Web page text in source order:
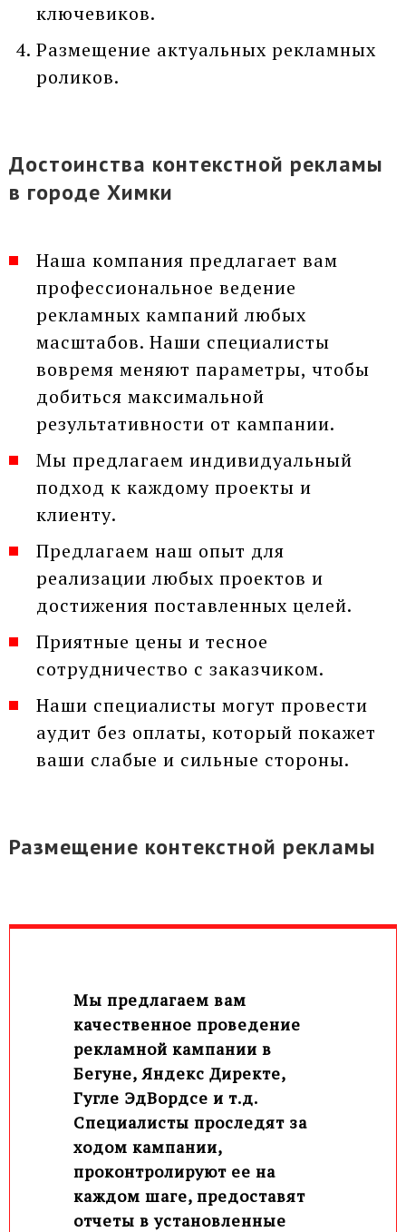
ключевиков.
Размещение актуальных рекламных
роликов.
Достоинства контекстной рекламы
в городе Химки
Наша компания предлагает вам
профессиональное ведение
рекламных кампаний любых
масштабов. Наши специалисты
вовремя меняют параметры, чтобы
добиться максимальной
результативности от кампании.
Мы предлагаем индивидуальный
подход к каждому проекты и
клиенту.
Предлагаем наш опыт для
реализации любых проектов и
достижения поставленных целей.
Приятные цены и тесное
сотрудничество с заказчиком.
Наши специалисты могут провести
аудит без оплаты, который покажет
ваши слабые и сильные стороны.
Размещение контекстной рекламы
Мы предлагаем вам
качественное проведение
рекламной кампании в
Бегуне, Яндекс Директе,
Гугле ЭдВордсе и т.д.
Специалисты проследят за
ходом кампании,
проконтролируют ее на
каждом шаге, предоставят
отчеты в установленные